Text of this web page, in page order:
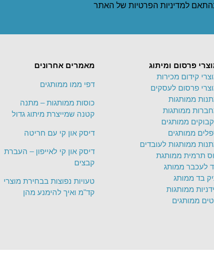
למדיניות הפרטיות של האתר
פרסום ומיתוג
קידום מכירות
פרסום לעסקים
ממותגות
ממותגות
ממותגים
ממותגים
ממותגות לעובדים
תרמית ממותגת
לעכבר ממותג
בד ממותג
ממותגות
ממותגים
מאמרים אחרונים
דפי ממו ממותגים
כוסות ממותגות – מתנה
קטנה שמייצרת מיתוג גדול
דיסק און קי עם חריטה
דיסק און קי לאייפון – העברת
קבצים
טעויות נפוצות בבחירת מוצרי
קד"מ ואיך להימנע מהן